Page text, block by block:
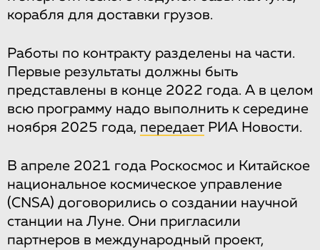
корабля для доставки грузов.
Работы по контракту разделены на части.
Первые результаты должны быть
представлены в конце 2022 года. А в целом
всю программу надо выполнить к середине
ноября 2025 года, передает РИА Новости.
В апреле 2021 года Роскосмос и Китайское
национальное космическое управление
(CNSA) договорились о создании научной
станции на Луне. Они пригласили
партнеров в международный проект,